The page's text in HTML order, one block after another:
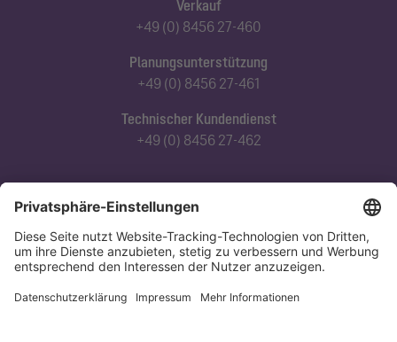
Verkauf
+49 (0) 8456 27-460
Planungsunterstützung
+49 (0) 8456 27-461
Technischer Kundendienst
+49 (0) 8456 27-462
Abonnieren Sie unseren Newsletter
Jetzt anmelden